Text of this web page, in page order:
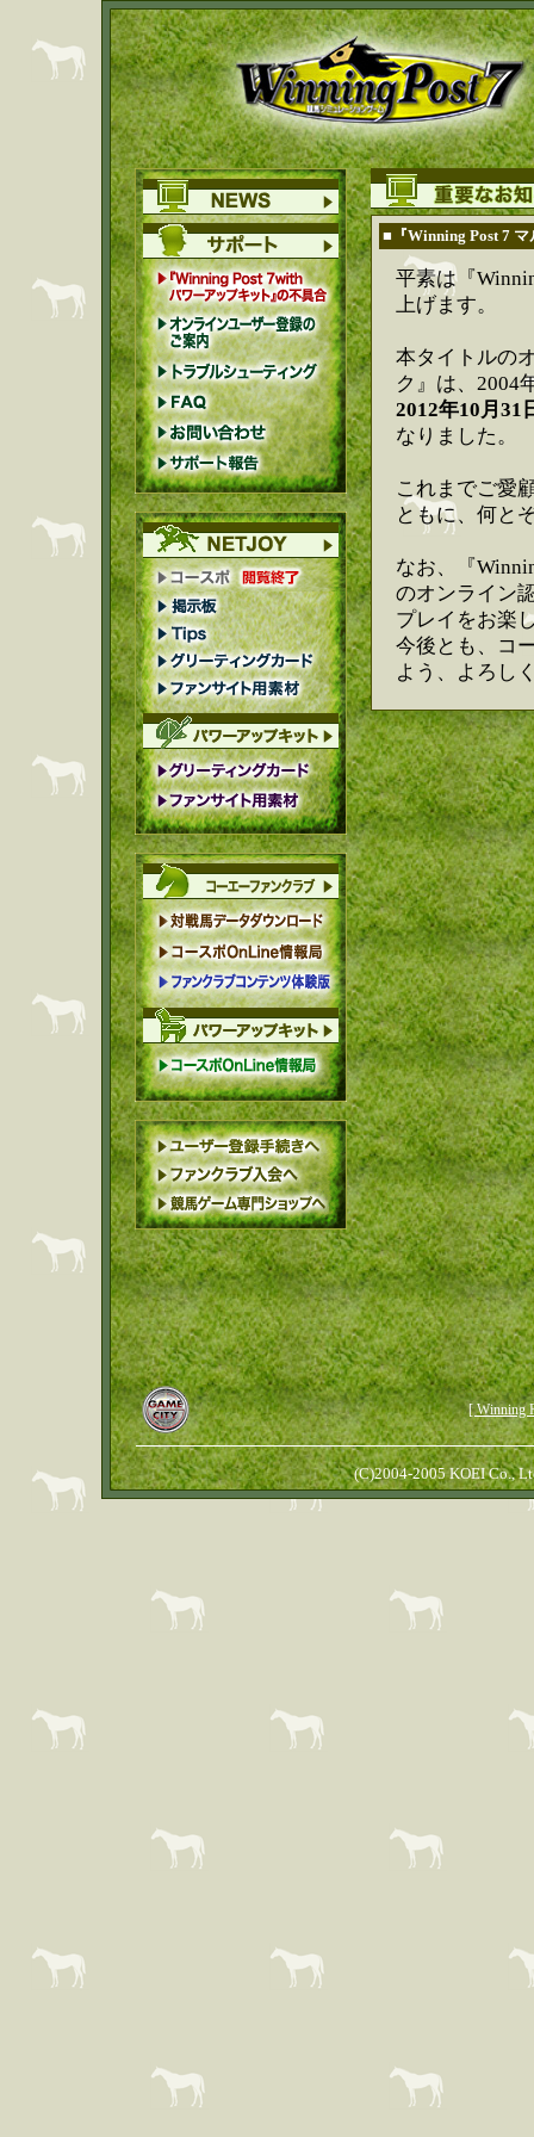
■『Winning Post 7
平素は『
上げます。
本タイトルの
ク』は、2004
2012年10月31
なりました。
これまでご愛
ともに、何と
なお、『
のオンライン
プレイをお楽
今後とも、コ
よう、よろし
[ Winning
(C)2004-2005 KOEI Co.,